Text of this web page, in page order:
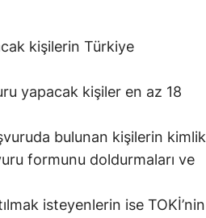
kişilerin Türkiye
yapacak kişiler en az 18
bulunan kişilerin kimlik
formunu doldurmaları ve
isteyenlerin ise TOKİ’nin